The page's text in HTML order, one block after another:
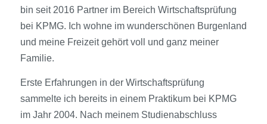
bin seit 2016 Partner im Bereich Wirtschaftsprüfung
bei KPMG. Ich wohne im wunderschönen Burgenland
und meine Freizeit gehört voll und ganz meiner
Familie.
Erste Erfahrungen in der Wirtschaftsprüfung
sammelte ich bereits in einem Praktikum bei KPMG
im Jahr 2004. Nach meinem Studienabschluss